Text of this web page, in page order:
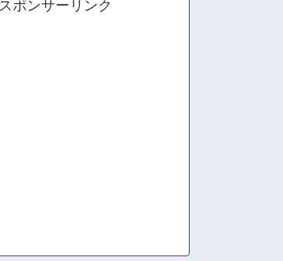
スポンサーリンク